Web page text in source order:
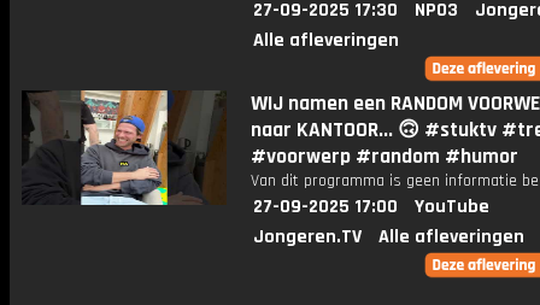
27-09-2025 17:30 NPO3
Alle afleveringen
WIJ namen een RANDOM
naar KANTOOR... 🙃 #stuktv
#voorwerp #random #humor
Van dit programma is geen informatie
27-09-2025 17:00
YouTube
Jongeren.TV
Alle afleveringen